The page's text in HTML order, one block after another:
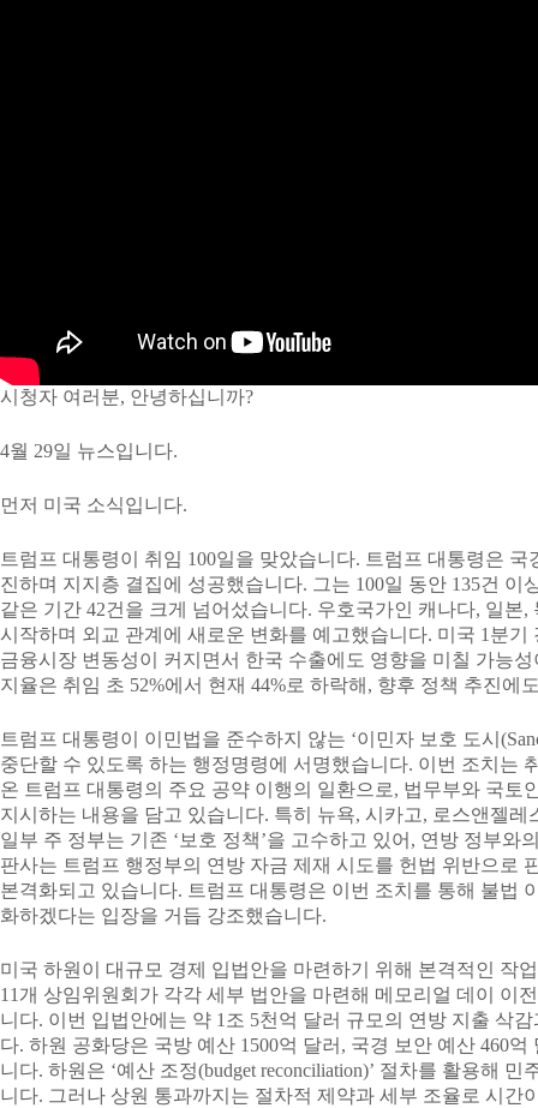
시청자 여러분, 안녕하십니까?
4월 29일 뉴스입니다.
먼저 미국 소식입니다.
트럼프 대통령이 취임 100일을 맞았습니다. 트럼프 대통령은
진하며 지지층 결집에 성공했습니다. 그는 100일 동안 135건 이
같은 기간 42건을 크게 넘어섰습니다. 우호국가인 캐나다, 일본
시작하며 외교 관계에 새로운 변화를 예고했습니다. 미국 1분기
금융시장 변동성이 커지면서 한국 수출에도 영향을 미칠 가능
지율은 취임 초 52%에서 현재 44%로 하락해, 향후 정책 추진에
트럼프 대통령이 이민법을 준수하지 않는 ‘이민자 보호 도시
중단할 수 있도록 하는 행정명령에 서명했습니다. 이번 조치는
온 트럼프 대통령의 주요 공약 이행의 일환으로, 법무부와 국토
지시하는 내용을 담고 있습니다. 특히 뉴욕, 시카고, 로스앤젤
일부 주 정부는 기존 ‘보호 정책’을 고수하고 있어, 연방 정부와
판사는 트럼프 행정부의 연방 자금 제재 시도를 헌법 위반으로
본격화되고 있습니다. 트럼프 대통령은 이번 조치를 통해 불법
화하겠다는 입장을 거듭 강조했습니다.
미국 하원이 대규모 경제 입법안을 마련하기 위해 본격적인 작
11개 상임위원회가 각각 세부 법안을 마련해 메모리얼 데이 이
니다. 이번 입법안에는 약 1조 5천억 달러 규모의 연방 지출 삭
다. 하원 공화당은 국방 예산 1500억 달러, 국경 보안 예산 460
니다. 하원은 ‘예산 조정(budget reconciliation)’ 절차를 활용해
니다. 그러나 상원 통과까지는 절차적 제약과 세부 조율로 시간